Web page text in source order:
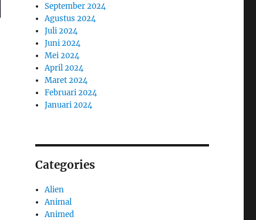
September 2024
Agustus 2024
Juli 2024
Juni 2024
Mei 2024
April 2024
Maret 2024
Februari 2024
Januari 2024
Categories
Alien
Animal
Animed